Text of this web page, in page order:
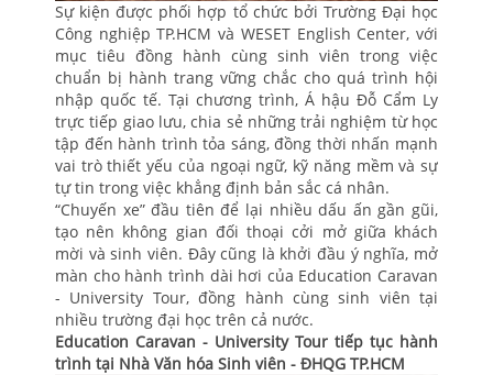
Sự kiện được phối hợp tổ chức bởi Trường Đại học
Công nghiệp TP.HCM và WESET English Center, với
mục tiêu đồng hành cùng sinh viên trong việc
chuẩn bị hành trang vững chắc cho quá trình hội
nhập quốc tế. Tại chương trình, Á hậu Đỗ Cẩm Ly
trực tiếp giao lưu, chia sẻ những trải nghiệm từ học
tập đến hành trình tỏa sáng, đồng thời nhấn mạnh
vai trò thiết yếu của ngoại ngữ, kỹ năng mềm và sự
tự tin trong việc khẳng định bản sắc cá nhân.
“Chuyến xe” đầu tiên để lại nhiều dấu ấn gần gũi,
tạo nên không gian đối thoại cởi mở giữa khách
mời và sinh viên. Đây cũng là khởi đầu ý nghĩa, mở
màn cho hành trình dài hơi của Education Caravan
- University Tour, đồng hành cùng sinh viên tại
nhiều trường đại học trên cả nước.
Education Caravan - University Tour tiếp tục hành
trình tại Nhà Văn hóa Sinh viên - ĐHQG TP.HCM